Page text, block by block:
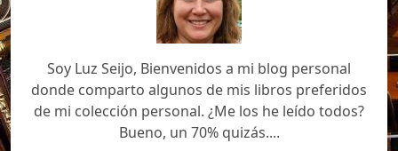
Soy Luz Seijo, Bienvenidos a mi blog personal
donde comparto algunos de mis libros preferidos
de mi colección personal. ¿Me los he leído todos?
Bueno, un 70% quizás....